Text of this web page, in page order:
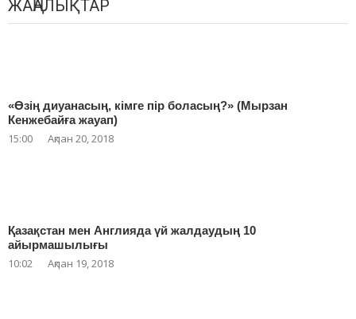
ЖАҢАЛЫҚТАР
«Өзің диуанасың, кімге пір боласың?» (Мырзан
Кенжебайға жауап)
15:00 Ақпан 20, 2018
Қазақстан мен Англияда үй жалдаудың 10
айырмашылығы
10:02 Ақпан 19, 2018